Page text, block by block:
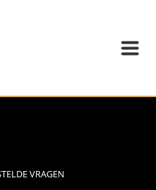
VRAGEN